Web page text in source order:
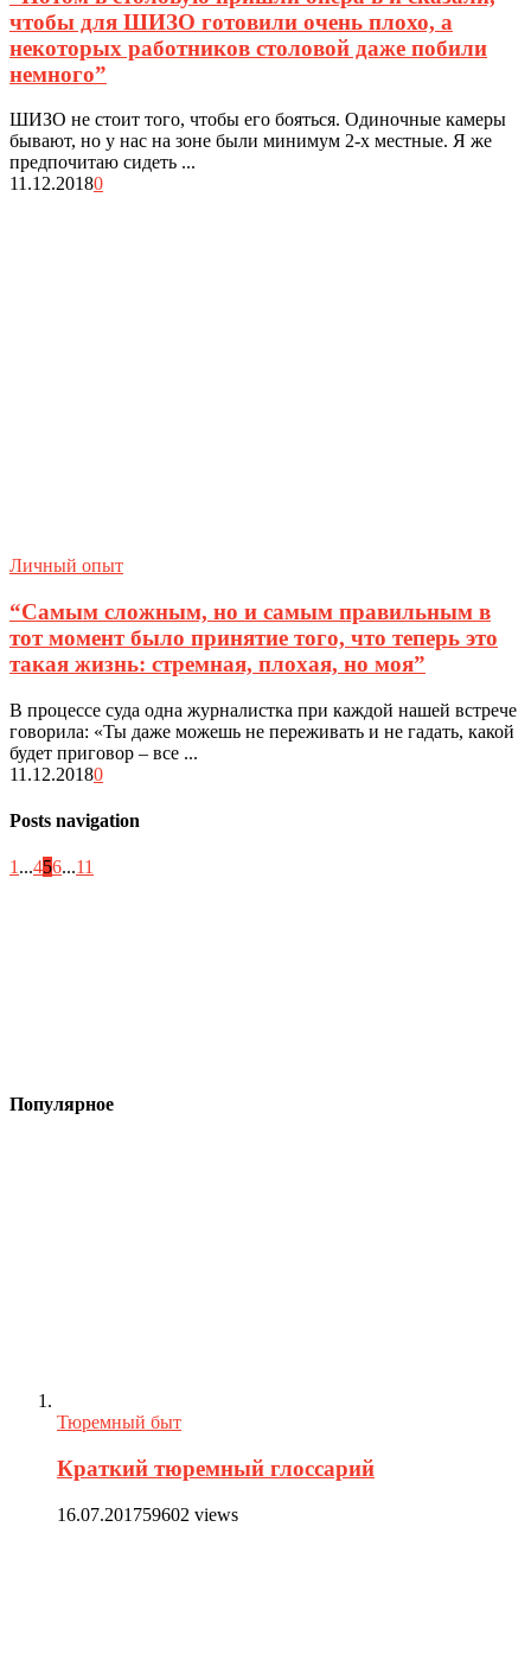
чтобы для ШИЗО готовили очень плохо, а
некоторых работников столовой даже побили
немного”
ШИЗО не стоит того, чтобы его бояться. Одиночные камеры
бывают, но у нас на зоне были минимум 2-х местные. Я же
предпочитаю сидеть ...
11.12.20180
Личный опыт
“Самым сложным, но и самым правильным в
тот момент было принятие того, что теперь это
такая жизнь: стремная, плохая, но моя”
В процессе суда одна журналистка при каждой нашей встрече
говорила: «Ты даже можешь не переживать и не гадать, какой
будет приговор – все ...
11.12.20180
Posts navigation
1 ...456...11
Популярное
Тюремный быт
Краткий тюремный глоссарий
16.07.201759602 views